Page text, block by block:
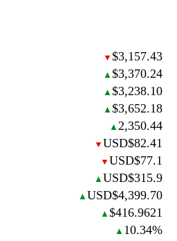
▼ $3,157.43
▲ $3,370.24
▲ $3,238.10
▲ $3,652.18
▲ 2,350.44
▼ USD$82.41
▼ USD$77.1
▲ USD$315.9
▲ USD$4,399.70
▲ $416.9621
▲ 10.34%